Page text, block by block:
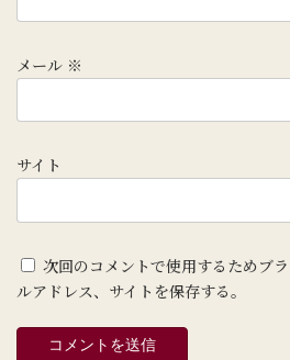
メール ※
サイト
次回のコメントで使用するためブ
ルアドレス、サイトを保存する。